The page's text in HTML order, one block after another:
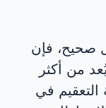
صحيح، فإن
من أكثر
التعقيم في